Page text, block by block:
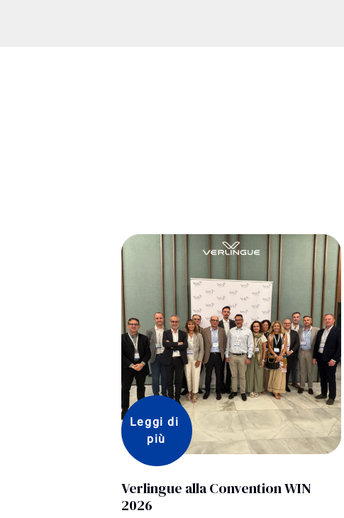
Verlingue protagonista alla
multinational academy for brokers
di zurich
Leggi di
più